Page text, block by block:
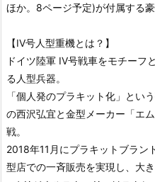
ほか。8ページ予定)が付属する豪
【IV号人型重機とは？】
ドイツ陸軍 IV号戦車をモチーフ
る人型兵器。
「個人発のプラキット化」とい
の西沢弘宜と金型メーカー「エ
戦。
2018年11月にプラキットブラン
型店での一斉販売を実現し、大